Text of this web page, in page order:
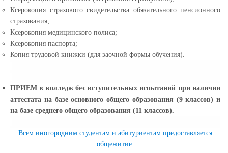
Ксерокопия страхового свидетельства обязательного пенсионного
страхования;
Ксерокопия медицинского полиса;
Ксерокопия паспорта;
Копия трудовой книжки (для заочной формы обучения).
ПРИЕМ в колледж без вступительных испытаний при наличии
аттестата на базе основного общего образования (9 классов) и
на базе среднего общего образования (11 классов).
Всем иногородним студентам и абитуриентам предоставляется
общежитие.